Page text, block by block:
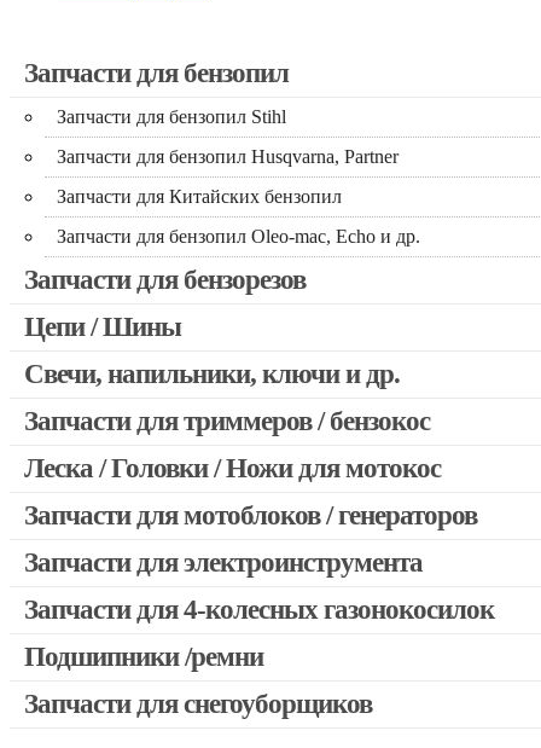
Запчасти для бензопил
Запчасти для бензопил Stihl
Запчасти для бензопил Husqvarna, Partner
Запчасти для Китайских бензопил
Запчасти для бензопил Oleo-mac, Echo и др.
Запчасти для бензорезов
Цепи / Шины
Свечи, напильники, ключи и др.
Запчасти для триммеров / бензокос
Запчасти для Китайских триммеров
Запчасти для мотокос Stihl / Husqvarna / Oleo-mac / Echo и
Леска / Головки / Ножи для мотокос
Запчасти для мотоблоков / генераторов
Запчасти для электроинструмента
Двигатели, редукторы для шуруповертов
Выключатели, переключатели
Запчасти для УШМ (болгарок)
Запчасти для 4-колесных газонокосилок
Подшипники /ремни
Запчасти для снегоуборщиков